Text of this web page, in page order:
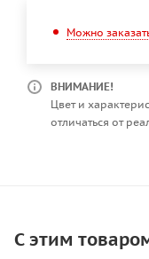
Можно
ВНИМАНИЕ!
Цвет и
отличаться от
С этим